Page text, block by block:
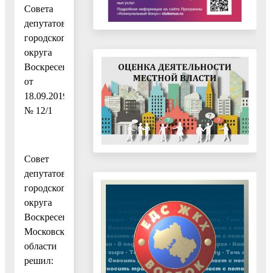
Совета
депутатов
городского
округа
Воскресенск
от
18.09.2019
№ 12/1
Совет
депутатов
городского
округа
Воскресенск
Московской
области
решил: